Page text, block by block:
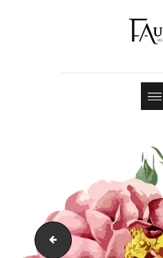
prop_1550659564